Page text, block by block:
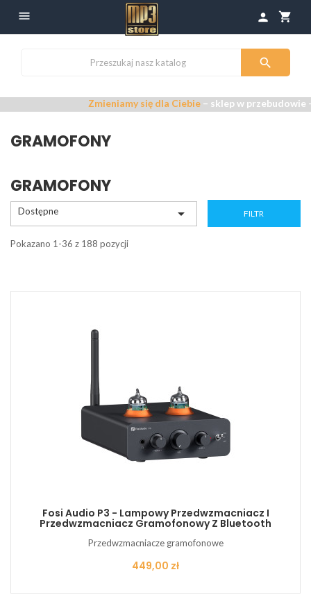
 shopping_cart
person

Zmieniamy się dla Ciebie– sklep w przebudowie –
GRAMOFONY
GRAMOFONY
Dostępne  FILTR
Pokazano 1-36 z 188 pozycji
Fosi Audio P3 - Lampowy Przedwzmacniacz I
Przedwzmacniacz Gramofonowy Z Bluetooth
Przedwzmacniacze gramofonowe
Cena
449,00 zł